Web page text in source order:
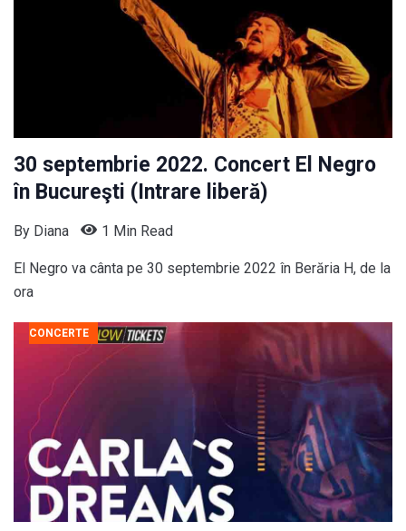
30 septembrie 2022. Concert El Negro
în Bucureşti (Intrare liberă)
By Diana 1 Min Read
El Negro va cânta pe 30 septembrie 2022 în Berăria H, de la
ora
CONCERTE